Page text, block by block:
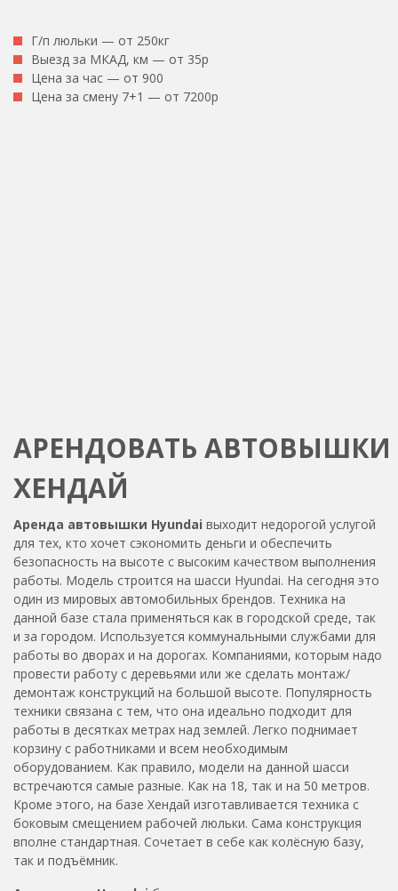
Г/п люльки — от 250кг
Выезд за МКАД, км — от 35р
Цена за час — от 900
Цена за смену 7+1 — от 7200р
АРЕНДОВАТЬ АВТОВЫШКИ
ХЕНДАЙ
Аренда автовышки Hyundai выходит недорогой услугой
для тех, кто хочет сэкономить деньги и обеспечить
безопасность на высоте с высоким качеством выполнения
работы. Модель строится на шасси Hyundai. На сегодня это
один из мировых автомобильных брендов. Техника на
данной базе стала применяться как в городской среде, так
и за городом. Используется коммунальными службами для
работы во дворах и на дорогах. Компаниями, которым надо
провести работу с деревьями или же сделать монтаж/
демонтаж конструкций на большой высоте. Популярность
техники связана с тем, что она идеально подходит для
работы в десятках метрах над землей. Легко поднимает
корзину с работниками и всем необходимым
оборудованием. Как правило, модели на данной шасси
встречаются самые разные. Как на 18, так и на 50 метров.
Кроме этого, на базе Хендай изготавливается техника с
боковым смещением рабочей люльки. Сама конструкция
вполне стандартная. Сочетает в себе как колёсную базу,
так и подъёмник.